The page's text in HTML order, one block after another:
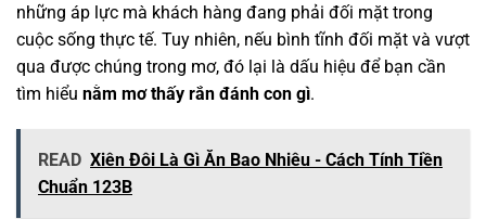
những áp lực mà khách hàng đang phải đối mặt trong
cuộc sống thực tế. Tuy nhiên, nếu bình tĩnh đối mặt và vượt
qua được chúng trong mơ, đó lại là dấu hiệu để bạn cần
tìm hiểu nằm mơ thấy rắn đánh con gì.
READ Xiên Đôi Là Gì Ăn Bao Nhiêu - Cách Tính Tiền
Chuẩn 123B